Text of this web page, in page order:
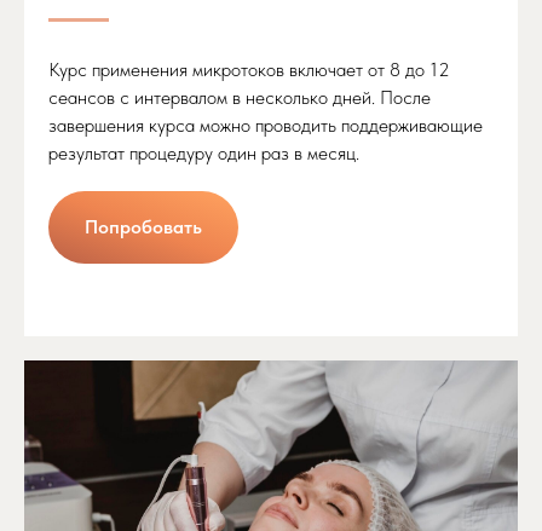
Курс применения микротоков включает от 8 до 12
сеансов с интервалом в несколько дней. После
завершения курса можно проводить поддерживающие
результат процедуру один раз в месяц.
Попробовать